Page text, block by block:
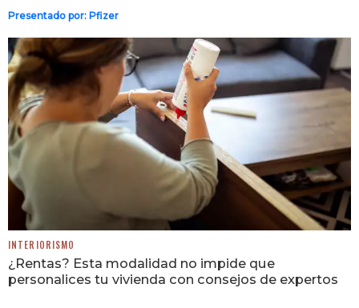
Presentado por: Pfizer
INTERIORISMO
¿Rentas? Esta modalidad no impide que
personalices tu vivienda con consejos de expertos